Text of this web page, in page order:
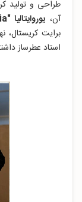
طراحی و تولید
آن، یوروایتالیا "Euroitalia"
برایت کریستال،
استاد عطرساز